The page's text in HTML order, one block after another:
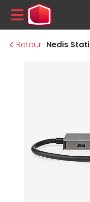
MENU
Retour Nedis